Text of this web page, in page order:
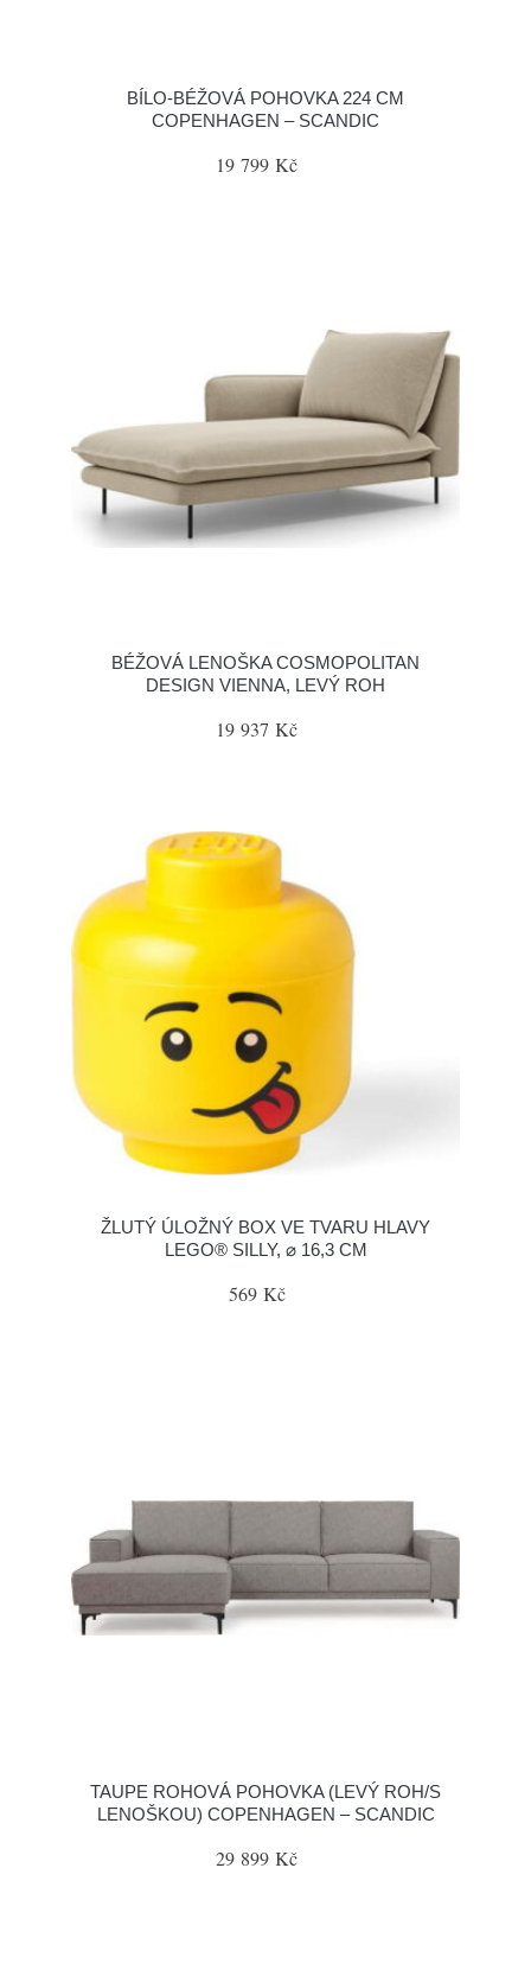
BÍLO-BÉŽOVÁ POHOVKA 224 CM
COPENHAGEN – SCANDIC
19 799 Kč
BÉŽOVÁ LENOŠKA COSMOPOLITAN
DESIGN VIENNA, LEVÝ ROH
19 937 Kč
ŽLUTÝ ÚLOŽNÝ BOX VE TVARU HLAVY
LEGO® SILLY, ⌀ 16,3 CM
569 Kč
TAUPE ROHOVÁ POHOVKA (LEVÝ ROH/S
LENOŠKOU) COPENHAGEN – SCANDIC
29 899 Kč